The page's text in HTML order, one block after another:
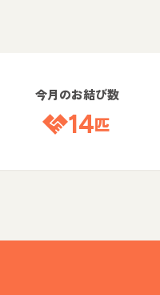
今月のお結び数
14匹